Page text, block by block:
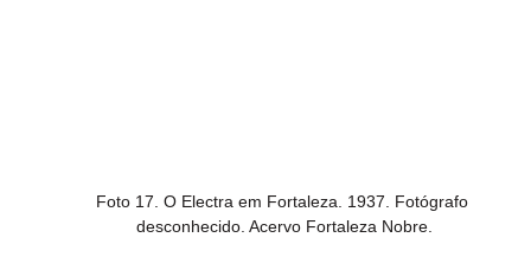
Foto 17. O Electra em Fortaleza. 1937. Fotógrafo
desconhecido. Acervo Fortaleza Nobre.